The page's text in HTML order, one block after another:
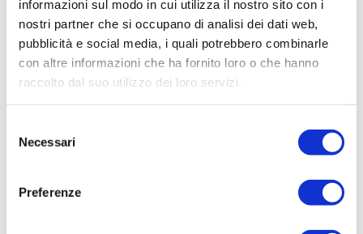
informazioni sul modo in cui utilizza il nostro sito con i
nostri partner che si occupano di analisi dei dati web,
pubblicità e social media, i quali potrebbero combinarle
con altre informazioni che ha fornito loro o che hanno
raccolto dal suo utilizzo dei loro servizi.
delNecessari
Preferenze
Majestic 2